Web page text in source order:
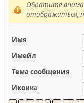
Обратите
отображаться,
Имя
Имейл
Тема сообщения
Иконка